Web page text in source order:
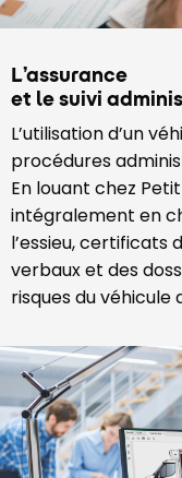
L’assurance
et le suivi
L’utilisation d’un
procédures
En louant chez
intégralement en
l’essieu, certificats
verbaux et des
risques du véhicule